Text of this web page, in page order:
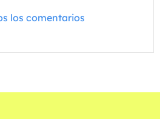
los comentarios